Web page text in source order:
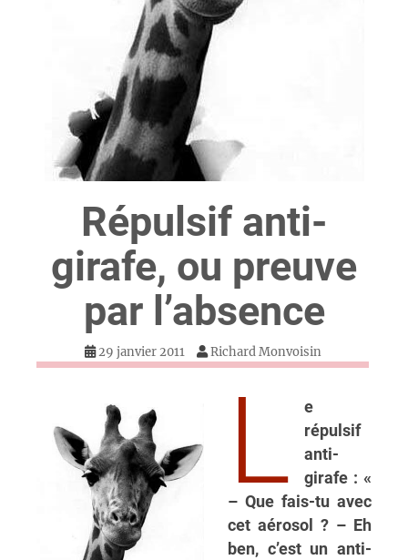
Répulsif anti-
girafe, ou preuve
par l’absence
29 janvier 2011 Richard Monvoisin
L
e
répulsif
anti-
girafe : «
– Que fais-tu avec
cet aérosol ? – Eh
ben, c’est un anti-